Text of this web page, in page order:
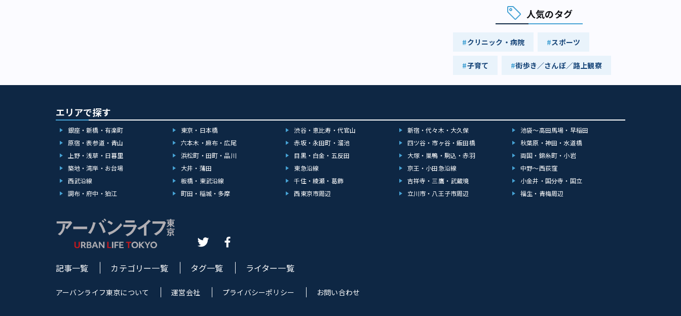
人気のタグ
クリニック・病院 スポーツ
子育て 街歩き／さんぽ／路上観察
エリアで探す
銀座・新橋・有楽町 東京・日本橋 渋谷・恵比寿・代官山 新宿・代々木・大久保
池袋～高田馬場・早稲田
原宿・表参道・青山
六本木・麻布・広尾 赤坂・永田町・溜池 四ツ谷・市ヶ谷・飯田橋
秋葉原・神田・水道橋
上野・浅草・日暮里
浜松町・田町・品川 目黒・白金・五反田 大塚・巣鴨・駒込・赤羽
両国・錦糸町・小岩
築地・湾岸・お台場
大井・蒲田 東急沿線 京王・小田急沿線
中野～西荻窪
西武沿線
板橋・東武沿線 千住・綾瀬・葛飾 吉祥寺・三鷹・武蔵境
小金井・国分寺・国立
調布・府中・狛江
町田・稲城・多摩 西東京市周辺 立川市・八王子市周辺 福生・青梅周辺
記事一覧 カテゴリー一覧 タグ一覧 ライター一覧
アーバンライフ東京について 運営会社 プライバシーポリシー お問い合わせ